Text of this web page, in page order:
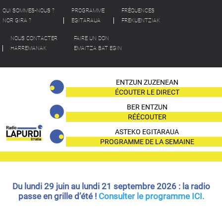
QUI SOMMES-NOUS ?
NOR GIRA ?
PROGRAMME
EGITARAUA
FRÉQUENCES
FREKUENTZIAK
NOUS CONTACTER
HARREMANAK
FAIRE UN DON
EMAITZA BAT EGIN
ENTZUN ZUZENEAN
ÉCOUTER LE DIRECT
BER ENTZUN
RÉÉCOUTER
ASTEKO EGITARAUA
PROGRAMME DE LA SEMAINE
Du lundi 29 juin au lundi 21 septembre 2026 : la radio
passe en grille d’été ! Consulter le programme ICI.